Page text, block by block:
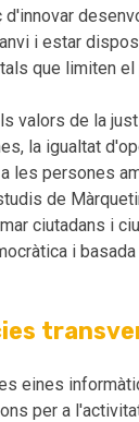
d'innovar
i estar
que limiten el
valors de la
la igualtat
les persones
de
ciutadans i
i
eines
per a